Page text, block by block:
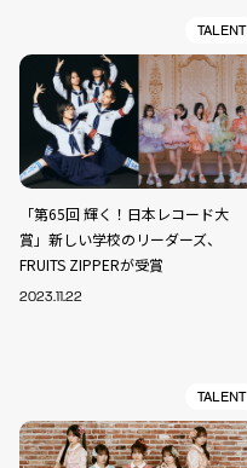
TALENT
「第65回 輝く！日本レコード大
賞」新しい学校のリーダーズ、
FRUITS ZIPPERが受賞
2023.11.22
TALENT